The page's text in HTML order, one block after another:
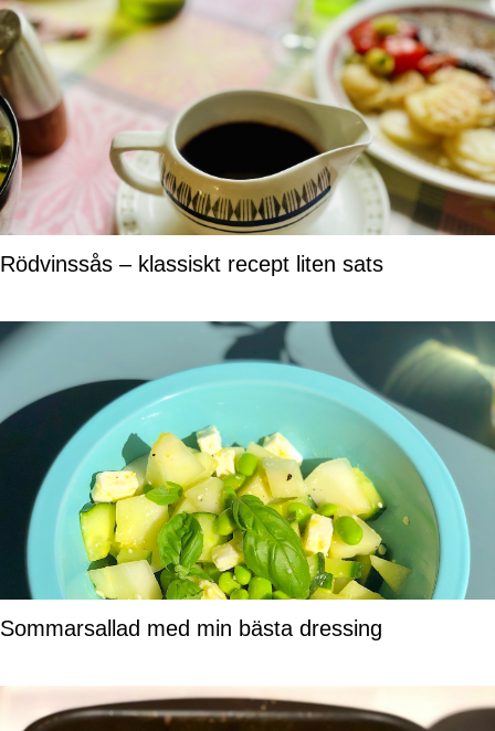
Rödvinssås – klassiskt recept liten sats
Sommarsallad med min bästa dressing